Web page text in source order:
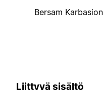
Bersam Karbasion
Liittyvä sisältö